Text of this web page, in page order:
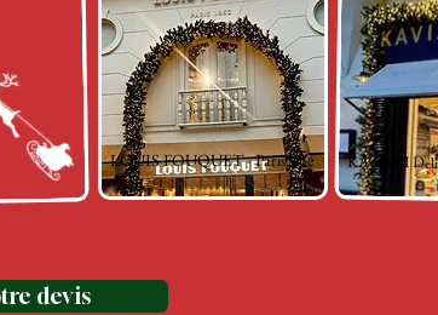
devis
LOUIS FOUQUET - Paris 16e KAVIARI